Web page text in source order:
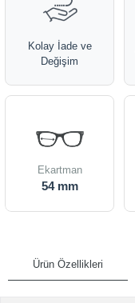
Kolay İade ve
Değişim
Ekartman
54 mm
Ürün Özellikleri